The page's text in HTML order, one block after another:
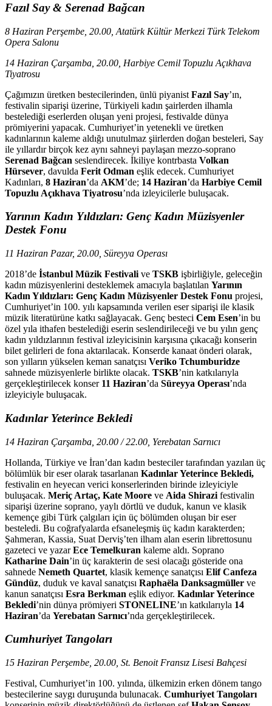
Fazıl Say & Serenad Bağcan
8 Haziran Perşembe, 20.00, Atatürk Kültür Merkezi Türk Telekom
Opera Salonu
14 Haziran Çarşamba, 20.00, Harbiye Cemil Topuzlu Açıkhava
Tiyatrosu
Çağımızın üretken bestecilerinden, ünlü piyanist Fazıl Say’ın,
festivalin siparişi üzerine, Türkiyeli kadın şairlerden ilhamla
bestelediği eserlerden oluşan yeni projesi, festivalde dünya
prömiyerini yapacak. Cumhuriyet’in yetenekli ve üretken
kadınlarının kaleme aldığı unutulmaz şiirlerden doğan besteleri, Say
ile yıllardır birçok kez aynı sahneyi paylaşan mezzo-soprano
Serenad Bağcan seslendirecek. İkiliye kontrbasta Volkan
Hürsever, davulda Ferit Odman eşlik edecek. Cumhuriyet
Kadınları, 8 Haziran’da AKM’de; 14 Haziran’da Harbiye Cemil
Topuzlu Açıkhava Tiyatrosu’nda izleyicilerle buluşacak.
Yarının Kadın Yıldızları: Genç Kadın Müzisyenler
Destek Fonu
11 Haziran Pazar, 20.00, Süreyya Operası
2018’de İstanbul Müzik Festivali ve TSKB işbirliğiyle, geleceğin
kadın müzisyenlerini desteklemek amacıyla başlatılan Yarının
Kadın Yıldızları: Genç Kadın Müzisyenler Destek Fonu projesi,
Cumhuriyet’in 100. yılı kapsamında verilen eser siparişi ile klasik
müzik literatürüne katkı sağlayacak. Genç besteci Cem Esen’in bu
özel yıla ithafen bestelediği eserin seslendirileceği ve bu yılın genç
kadın yıldızlarının festival izleyicisinin karşısına çıkacağı konserin
bilet gelirleri de fona aktarılacak. Konserde kanaat önderi olarak,
son yılların yükselen keman sanatçısı Veriko Tchumburidze
sahnede müzisyenlerle birlikte olacak. TSKB’nin katkılarıyla
gerçekleştirilecek konser 11 Haziran’da Süreyya Operası’nda
izleyiciyle buluşacak.
Kadınlar Yeterince Bekledi
14 Haziran Çarşamba, 20.00 / 22.00, Yerebatan Sarnıcı
Hollanda, Türkiye ve İran’dan kadın besteciler tarafından yazılan üç
bölümlük bir eser olarak tasarlanan Kadınlar Yeterince Bekledi,
festivalin en heyecan verici konserlerinden birinde izleyiciyle
buluşacak. Meriç Artaç, Kate Moore ve Aida Shirazi festivalin
siparişi üzerine soprano, yaylı dörtlü ve duduk, kanun ve klasik
kemençe gibi Türk çalgıları için üç bölümden oluşan bir eser
besteledi. Bu coğrafyalarda efsaneleşmiş üç kadın karakterden;
Şahmeran, Kassia, Suat Derviş’ten ilham alan eserin librettosunu
gazeteci ve yazarEce Temelkuran kaleme aldı. Soprano
Katharine Dain’in üç karakterin de sesi olacağı gösteride ona
sahnede Nemeth Quartet, klasik kemençe sanatçısı Elif Canfeza
Gündüz, duduk ve kaval sanatçısı Raphaëla Danksagmüller ve
kanun sanatçısı Esra Berkman eşlik ediyor. Kadınlar Yeterince
Bekledi’nin dünya prömiyeri STONELINE’ın katkılarıyla 14
Haziran’da Yerebatan Sarnıcı’nda gerçekleştirilecek.
Cumhuriyet Tangoları
15 Haziran Perşembe, 20.00, St. Benoit Fransız Lisesi Bahçesi
Festival, Cumhuriyet’in 100. yılında, ülkemizin erken dönem tango
bestecilerine saygı duruşunda bulunacak. Cumhuriyet Tangoları